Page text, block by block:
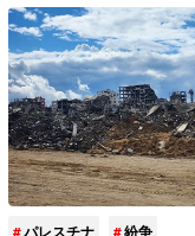
パレスチナ 紛争